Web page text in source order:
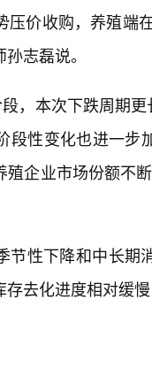
价收购，养殖端
志磊说。
段，本次下跌周期
段性变化也进一
企业市场份额不
节性下降和中长
去化进度相对缓